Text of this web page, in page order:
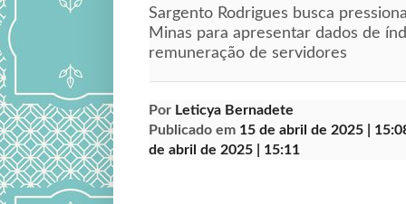
Sargento Rodrigues busca
Minas para apresentar dados de
remuneração de servidores
Por Leticya Bernadete
Publicado em 15 de abril de 2025 |
de abril de 2025 | 15:11